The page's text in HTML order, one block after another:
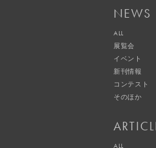
NEWS
ALL
展覧会
イベント
新刊情報
コンテスト
そのほか
ALL